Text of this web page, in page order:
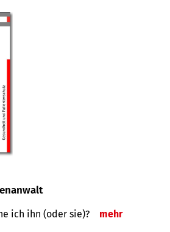
ich ihn (oder sie)? mehr